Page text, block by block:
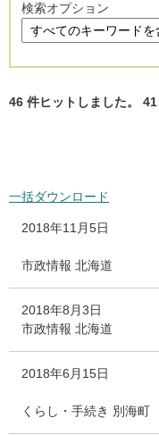
検索オプション
46 件ヒットしました。 41
一括ダウンロード
2018年11月5日
市政情報 北海道
2018年8月3日
市政情報 北海道
2018年6月15日
くらし・手続き 別海町